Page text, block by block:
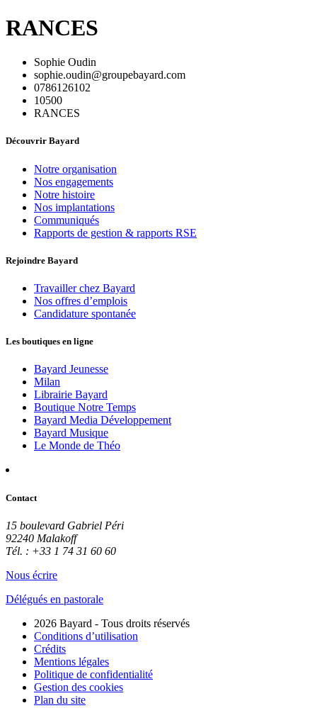
RANCES
Sophie Oudin
sophie.oudin@groupebayard.com
0786126102
10500
RANCES
Découvrir Bayard
Notre organisation
Nos engagements
Notre histoire
Nos implantations
Communiqués
Rapports de gestion & rapports RSE
Rejoindre Bayard
Travailler chez Bayard
Nos offres d’emplois
Candidature spontanée
Les boutiques en ligne
Bayard Jeunesse
Milan
Librairie Bayard
Boutique Notre Temps
Bayard Media Développement
Bayard Musique
Le Monde de Théo
Contact
15 boulevard Gabriel Péri
92240 Malakoff
Tél. : +33 1 74 31 60 60
Nous écrire
Délégués en pastorale
2026 Bayard - Tous droits réservés
Conditions d’utilisation
Crédits
Mentions légales
Politique de confidentialité
Gestion des cookies
Plan du site